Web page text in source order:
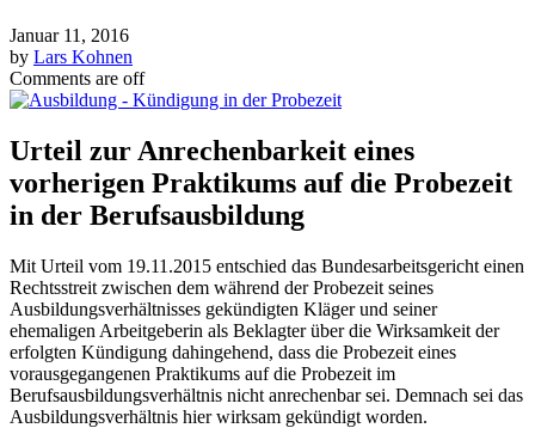
Januar 11, 2016
by Lars Kohnen
Comments are off
Urteil zur Anrechenbarkeit eines
vorherigen Praktikums auf die Probezeit
in der Berufsausbildung
Mit Urteil vom 19.11.2015 entschied das Bundesarbeitsgericht einen
Rechtsstreit zwischen dem während der Probezeit seines
Ausbildungsverhältnisses gekündigten Kläger und seiner
ehemaligen Arbeitgeberin als Beklagter über die Wirksamkeit der
erfolgten Kündigung dahingehend, dass die Probezeit eines
vorausgegangenen Praktikums auf die Probezeit im
Berufsausbildungsverhältnis nicht anrechenbar sei. Demnach sei das
Ausbildungsverhältnis hier wirksam gekündigt worden.